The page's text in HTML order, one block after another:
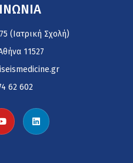
(Ιατρική Σχολή)
11527
62 602